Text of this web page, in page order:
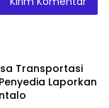
Transportasi
Laporkan